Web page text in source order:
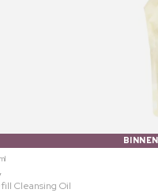
Cleansing Oil